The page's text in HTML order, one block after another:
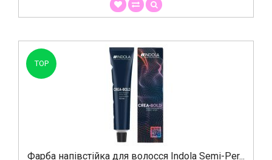
TOP
Фарба напівстійка для волосся Indola Semi-Per...